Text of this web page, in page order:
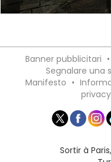
Banner pubblicitari •
Segnalare una
Manifesto •
privacy
Sortir à